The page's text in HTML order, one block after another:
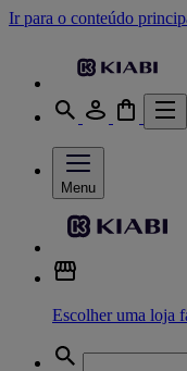
Ir para o conteúdo
Menu
Escolher uma loja